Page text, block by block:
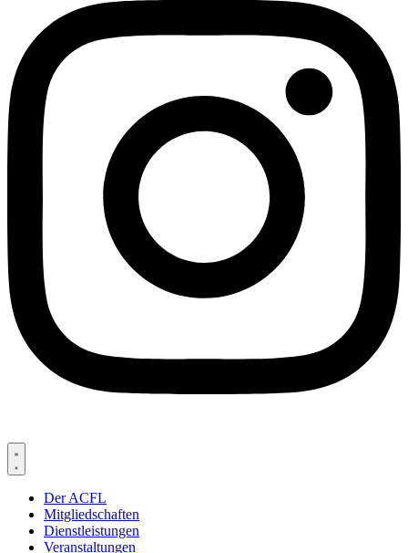
Der ACFL
Mitgliedschaften
Dienstleistungen
Veranstaltungen